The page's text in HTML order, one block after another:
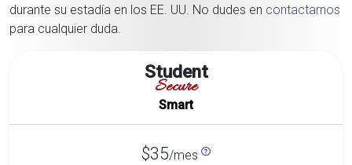
durante su estadía en los EE. UU. No dudes en contactarnos
para cualquier duda.
Student
Secure
Smart
$35/mes